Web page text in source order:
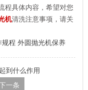
程具体内容，希望对您
机清洗注意事项，请关
程 外圆抛光机保养
到什么作用
一条